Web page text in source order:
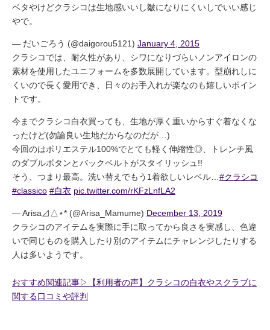
ベタやけどクラシコは生地感いいし皺になりにくいしでいい感じ
やで。
— だいごろう (@daigorou5121) January 4, 2015
クラシコでは、耐久性があり、シワになりづらいノンアイロンの
素材を使用したユニフォームを多数展開しています。型崩れしに
くいので長く愛用でき、日々のお手入れが楽なのも嬉しいポイン
トです。
今までクラシコ白衣買っても、生地が厚く重いからすぐ着なくな
ったけど(勿論良い生地だからなのだが…)
今回のはポリエステル100%でとても軽く伸縮性◎、トレンチ風
のダブルボタンとバックベルトがスタイリッシュ!!
そう、つまり最高。洗い替えでもう1着欲しいレベル… #クラシコ
#classico #白衣 pic.twitter.com/rKFzLnfLA2
— Arisa⊿△⋆* (@Arisa_Mamume) December 13, 2019
クラシコのアイテムを実際に手に取ってから良さを実感し、色違
いで同じものを購入したり別のアイテムにチャレンジしたりする
人は多いようです。
おすすめ関連記事▷【利用者の声】クラシコの白衣やスクラブに
関する口コミや評判